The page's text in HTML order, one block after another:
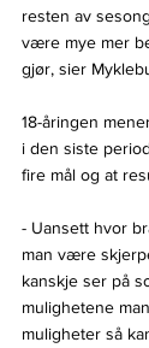
resten av
være mye mer
gjør, sier
18-åringen
i den siste
fire mål og at
- Uansett hvor
man være
kanskje ser på
mulighetene
muligheter så